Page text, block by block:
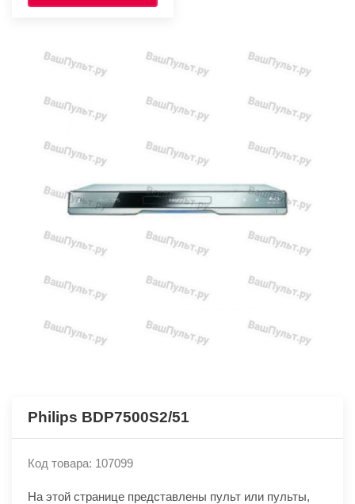
Philips BDP7500S2/51
Код товара: 107099
На этой странице представлены пульт или пульты,